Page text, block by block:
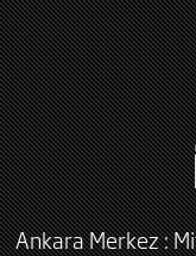
Ankara Merkez :